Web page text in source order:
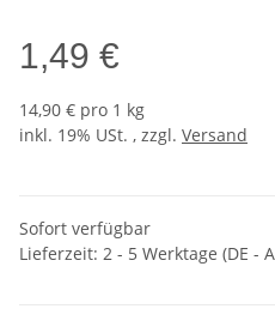
1,49 €
14,90 € pro 1 kg
inkl. 19% USt. , zzgl. Versand
Sofort verfügbar
Lieferzeit: 2 - 5 Werktage (DE -